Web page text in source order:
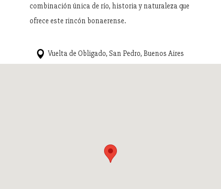
combinación única de río, historia y naturaleza que
ofrece este rincón bonaerense.
Vuelta de Obligado, San Pedro, Buenos Aires